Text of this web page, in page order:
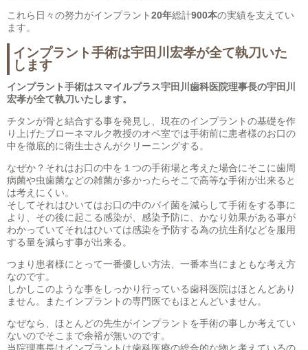
これら日々の努力がインプラント20年総計900本の実績を支えてい
ます。
インプラント手術は宇田川宏孝が全て執刀いた
します
インプラント手術はスマイルプラス宇田川歯科医院理事長の宇田川
宏孝が全て執刀いたします。
チタンが骨と結合する事を発見し、現在のインプラントの基礎を作
り上げたブローネマルク教授のオペ室では手術前に患者様のお口の
中を徹底的に衛生士さんがクリーニングする。
なぜか？それはお口の中を１つの手術場と考えた場合にそこに歯周
病菌や虫歯菌などの雑菌が多かったらそこで高等な手術が出来ると
は考えにくい。
そしてそれはひいてはお口の中のバイ菌を減らして手術をする事に
より、その後に起こる感染が、感染予防に、かなり効果がある事が
わかっていてそれはひいては感染を予防する為の抗生剤などを服用
する量を減らす事が出来る。
つまり患者様にとって一番優しい方法、一番本当にまともな考え方
なのです。
しかしこのような事をしっかり行っている歯科医院はほとんどあり
ません。またインプラントの専門医でもほとんどいません。
なぜなら、ほとんどの先生がインプラントを手術の事しか考えてい
ないのでそこまで余裕が無いのです。